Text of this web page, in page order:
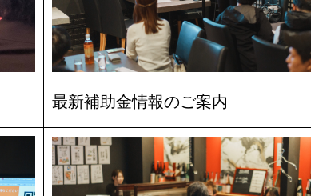
最新補助金情報のご案内